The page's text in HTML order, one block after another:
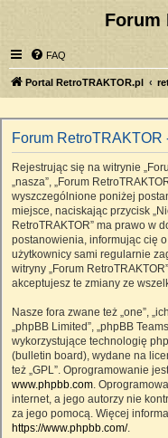
Forum
FAQ
Portal RetroTRAKTOR.pl
Forum RetroTRAKTOR
Rejestrując się na witrynie
„nasza”, „Forum
wyszczególnione poniżej
miejsce, naciskając przycisk
RetroTRAKTOR” ma prawo w
postanowienia, informując cię
użytkownicy sami regularnie
witryny „Forum
akceptujesz te zmiany ze
Nasze fora zwane też „one”,
„phpBB Limited”, „phpBB
wykorzystujące technologię
(bulletin board), wydane na
też „GPL”. Oprogramowanie
www.phpbb.com.
internet, a jego autorzy nie
za jego pomocą. Więcej
https://www.phpbb.com/.